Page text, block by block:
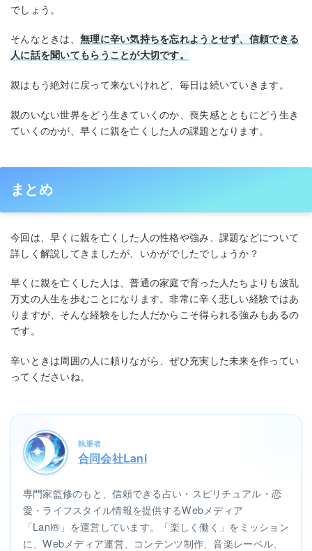
でしょう。
そんなときは、 無理に辛い気持ちを忘れようとせず、信頼できる
人に話を聞いてもらうことが大切です。
親はもう絶対に戻って来ないけれど、毎日は続いていきます。
親のいない世界をどう生きていくのか、喪失感とともにどう生き
ていくのかが、早くに親を亡くした人の課題となります。
まとめ
今回は、早くに親を亡くした人の性格や強み、課題などについて
詳しく解説してきましたが、いかがでしたでしょうか？
早くに親を亡くした人は、普通の家庭で育った人たちよりも波乱
万丈の人生を歩むことになります。非常に辛く悲しい経験ではあ
りますが、そんな経験をした人だからこそ得られる強みもあるの
です。
辛いときは周囲の人に頼りながら、ぜひ充実した未来を作ってい
ってくださいね。
執筆者
合同会社Lani
専門家監修のもと、信頼できる占い・スピリチュアル・恋
愛・ライフスタイル情報を提供するWebメディア
「Lani®」を運営しています。「楽しく働く」をミッション
に、Webメディア運営、コンテンツ制作、音楽レーベル、